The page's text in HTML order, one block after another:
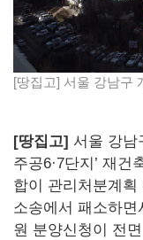
[땅집고] 서울 강남구
[땅집고] 서울 강남
주공6·7단지’ 재
합이 관리처분계
소송에서 패소하
원 분양신청이 전